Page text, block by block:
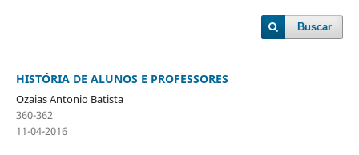
Buscar
HISTÓRIA DE ALUNOS E PROFESSORES
Ozaias Antonio Batista
360-362
11-04-2016